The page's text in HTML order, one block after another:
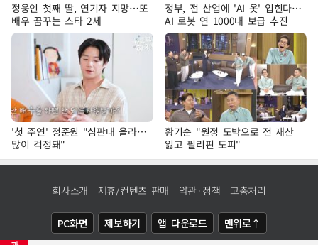
정웅인 첫째 딸, 연기자 지망…또
배우 꿈꾸는 스타 2세
정부, 전 산업에 'AI 옷' 입힌다…
AI 로봇 연 1000대 보급 추진
'첫 주연' 정준원 "심판대 올라…
많이 걱정돼"
황기순 "원정 도박으로 전 재산
잃고 필리핀 도피"
회사소개 제휴/컨텐츠 판매 약관·정책 고충처리
PC화면 제보하기 앱 다운로드 맨위로↑